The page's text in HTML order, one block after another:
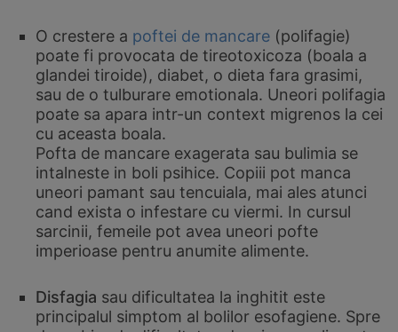
O crestere a poftei de mancare (polifagie)
poate fi provocata de tireotoxicoza (boala a
glandei tiroide), diabet, o dieta fara grasimi,
sau de o tulburare emotionala. Uneori polifagia
poate sa apara intr-un context migrenos la cei
cu aceasta boala.
Pofta de mancare exagerata sau bulimia se
intalneste in boli psihice. Copiii pot manca
uneori pamant sau tencuiala, mai ales atunci
cand exista o infestare cu viermi. In cursul
sarcinii, femeile pot avea uneori pofte
imperioase pentru anumite alimente.
Disfagia sau dificultatea la inghitit este
principalul simptom al bolilor esofagiene. Spre